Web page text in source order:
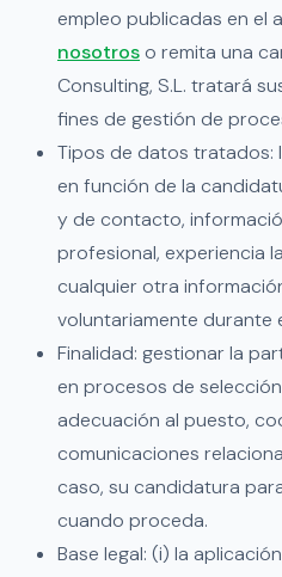
empleo publicadas en el
nosotros o remita una
Consulting, S.L. tratará
fines de gestión de
Tipos de datos tratados:
en función de la
y de contacto,
profesional, experiencia
cualquier otra
voluntariamente durante
Finalidad: gestionar la
en procesos de
adecuación al puesto,
comunicaciones
caso, su candidatura
cuando proceda.
Base legal: (i) la